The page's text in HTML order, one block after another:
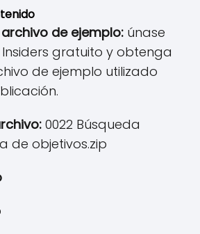
de ejemplo: únase
gratuito y obtenga
de ejemplo utilizado
0022 Búsqueda
de objetivos.zip